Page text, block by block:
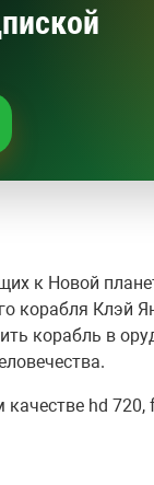
к Новой
корабля Клэй
корабль в
hd 720,